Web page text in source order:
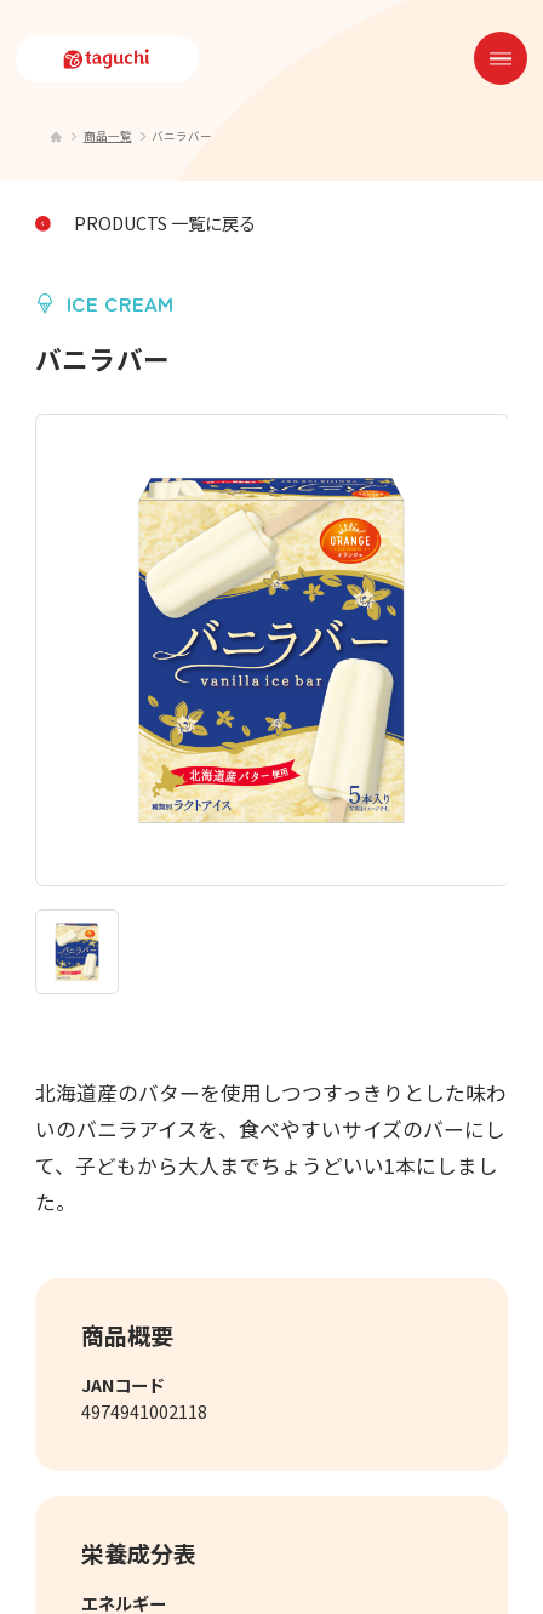
商品一覧 バニラバー
PRODUCTS 一覧に戻る
ICE CREAM
バニラバー
北海道産のバターを使用しつつすっきりとした味わ
いのバニラアイスを、食べやすいサイズのバーにし
て、子どもから大人までちょうどいい1本にしまし
た。
商品概要
JANコード
4974941002118
栄養成分表
エネルギー